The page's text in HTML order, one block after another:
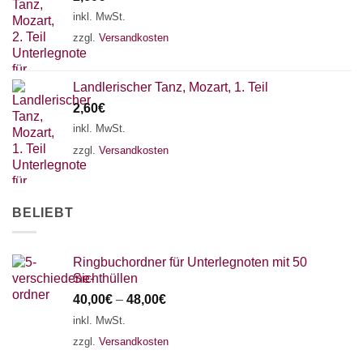
inkl. MwSt.
zzgl. Versandkosten
Landlerischer Tanz, Mozart, 1. Teil
2,60€
inkl. MwSt.
zzgl. Versandkosten
BELIEBT
Ringbuchordner für Unterlegnoten mit 50
Sichthüllen
40,00€ – 48,00€
inkl. MwSt.
zzgl. Versandkosten
18 SAITEN
AKKORDZITHER